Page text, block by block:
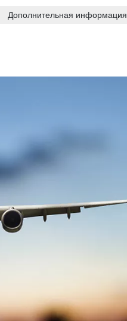
Дополнительная информация.